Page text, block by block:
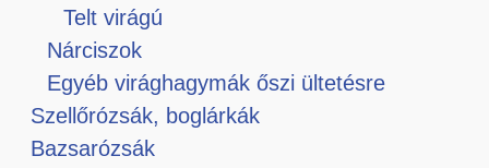
Telt virágú
Nárciszok
Egyéb virághagymák őszi ültetésre
Szellőrózsák, boglárkák
Bazsarózsák